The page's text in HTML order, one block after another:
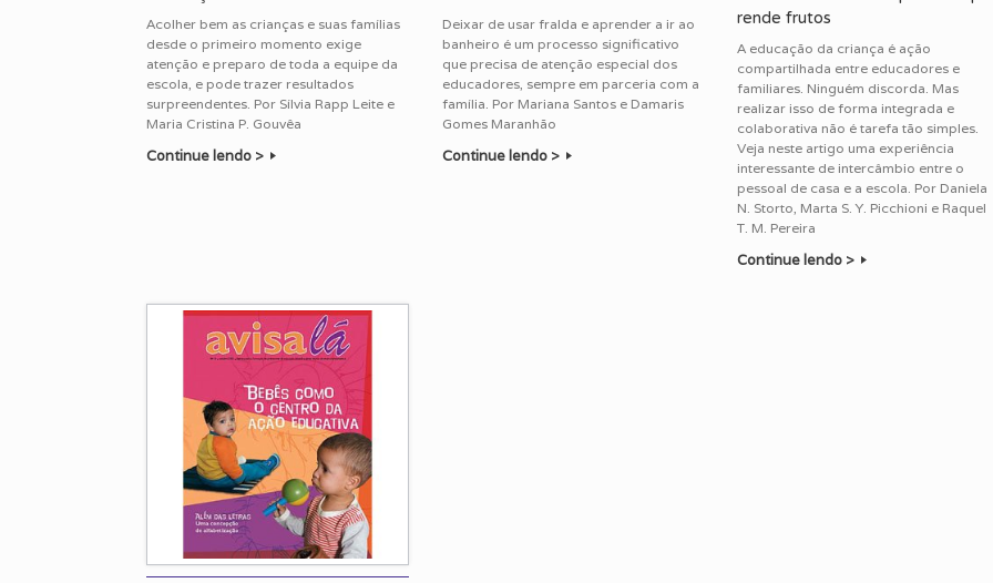
Acolher bem as crianças e suas famílias
desde o primeiro momento exige
atenção e preparo de toda a equipe da
escola, e pode trazer resultados
surpreendentes. Por Sílvia Rapp Leite e
Maria Cristina P. Gouvêa
Continue lendo >
Deixar de usar fralda e aprender a ir ao
banheiro é um processo significativo
que precisa de atenção especial dos
educadores, sempre em parceria com a
família. Por Mariana Santos e Damaris
Gomes Maranhão
Continue lendo >
rende frutos
A educação da criança é ação
compartilhada entre educadores e
familiares. Ninguém discorda. Mas
realizar isso de forma integrada e
colaborativa não é tarefa tão simples.
Veja neste artigo uma experiência
interessante de intercâmbio entre o
pessoal de casa e a escola. Por Daniela
N. Storto, Marta S. Y. Picchioni e Raquel
T. M. Pereira
Continue lendo >